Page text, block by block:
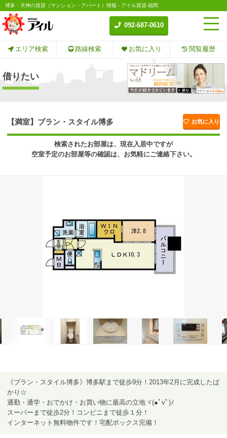
博多・天神の賃貸（マンション・アパート）情報 - アイル賃貸-福岡
092-687-0610
エリア検索 路線検索 お気に入り 閲覧履歴
借りたい
【満室】ブラン・スタイル博多 お気に入り
検索されたお部屋は、現在入居中ですが
空室予定のお部屋等の確認は、お気軽にご連絡下さい。
《ブラン・スタイル博多》博多駅まで徒歩9分！2013年2月に完成したば
かり☆
通勤・通学・おでかけ・お買い物に最高の立地ヾ(●ﾟvﾟ)ﾉ
スーパーまで徒歩2分！コンビニまで徒歩１分！
インターネット無料物件です！宅配ボックス完備！